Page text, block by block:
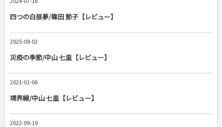
四つの白昼夢/篠田 節子【レビュー】
2025-08-02
災疫の季節/中山 七里【レビュー】
2021-01-06
境界線/中山 七里【レビュー】
2022-09-19